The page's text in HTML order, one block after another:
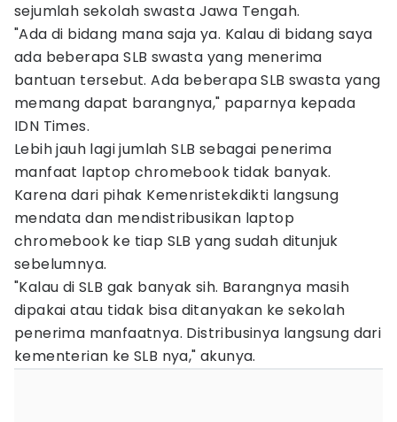
sejumlah sekolah swasta Jawa Tengah.
"Ada di bidang mana saja ya. Kalau di bidang saya
ada beberapa SLB swasta yang menerima
bantuan tersebut. Ada beberapa SLB swasta yang
memang dapat barangnya," paparnya kepada
IDN Times.
Lebih jauh lagi jumlah SLB sebagai penerima
manfaat laptop chromebook tidak banyak.
Karena dari pihak Kemenristekdikti langsung
mendata dan mendistribusikan laptop
chromebook ke tiap SLB yang sudah ditunjuk
sebelumnya.
"Kalau di SLB gak banyak sih. Barangnya masih
dipakai atau tidak bisa ditanyakan ke sekolah
penerima manfaatnya. Distribusinya langsung dari
kementerian ke SLB nya," akunya.